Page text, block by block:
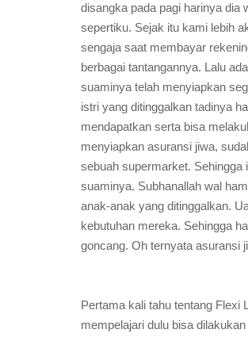
disangka pada pagi harinya dia
sepertiku. Sejak itu kami lebih
sengaja saat membayar
berbagai tantangannya. Lalu
suaminya telah menyiapkan
istri yang ditinggalkan tadinya
mendapatkan serta bisa
menyiapkan asuransi jiwa,
sebuah supermarket. Sehingga
suaminya. Subhanallah wal
anak-anak yang ditinggalkan.
kebutuhan mereka. Sehingga
goncang. Oh ternyata asuransi
Pertama kali tahu tentang Flexi
mempelajari dulu bisa